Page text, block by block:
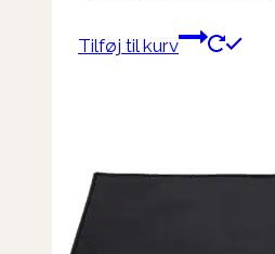
Tilføj til kurv